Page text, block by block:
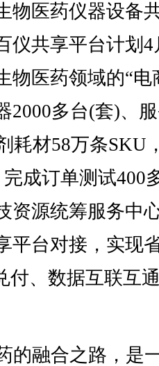
医药仪器设备
共享平台计划4
物医药领域的“电
2000多台(套)、
耗材58万条SKU
成订单测试400
资源统筹服务中
平台对接，实现
付、数据互联互
融合之路，是